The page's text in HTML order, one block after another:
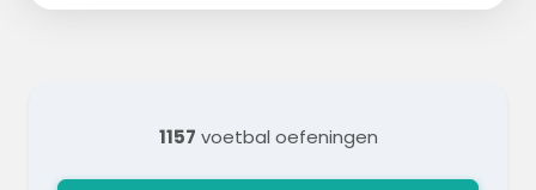
1157 voetbal oefeningen